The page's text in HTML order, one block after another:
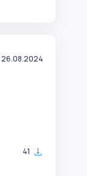
26.08.2024
41